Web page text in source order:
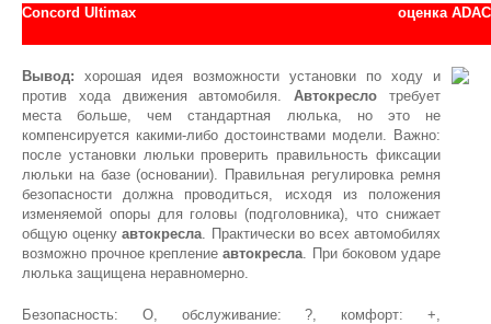
Concord Ultimax оценка
Вывод: хорошая идея возможности установки по ходу и
против хода движения автомобиля.Автокресло требует
места больше, чем стандартная люлька, но это не
компенсируется какими-либо достоинствами модели. Важно:
после установки люльки проверить правильность фиксации
люльки на базе (основании). Правильная регулировка ремня
безопасности должна проводиться, исходя из положения
изменяемой опоры для головы (подголовника), что снижает
общую оценкуавтокресла. Практически во всех автомобилях
возможно прочное креплениеавтокресла. При боковом ударе
люлька защищена неравномерно.
Безопасность: О, обслуживание: ?, комфорт: +,